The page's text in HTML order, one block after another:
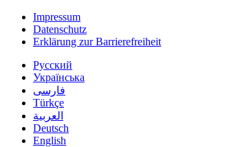
Impressum
Datenschutz
Erklärung zur Barrierefreiheit
Русский
Українська
فارسی
Türkçe
العربية
Deutsch
English